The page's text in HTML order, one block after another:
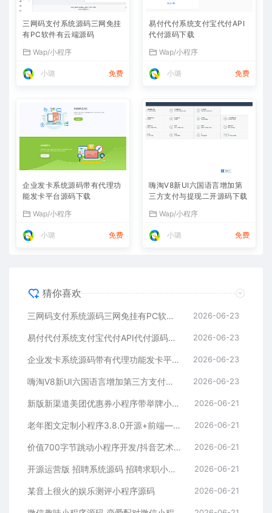
三网码支付系统源码三网免挂
有PC软件有云端源码
Wap/小程序
小璐 免费
易付代付系统支付宝代付API
代付源码下载
Wap/小程序
小璐 免费
企业发卡系统源码带有代理功
能发卡平台源码下载
Wap/小程序
小璐 免费
嗨淘V8新UI六国语言增加第
三方支付与提现二开源码下载
Wap/小程序
小璐 免费
猜你喜欢
三网码支付系统源码三网免挂有PC软件有云端源码 2026-06-23
易付代付系统支付宝代付API代付源码下载 2026-06-23
企业发卡系统源码带有代理功能发卡平台源码下载 2026-06-23
嗨淘V8新UI六国语言增加第三方支付与提现二开源码下载 2026-06-23
新版新渠道美团优惠券小程序带举牌小人带菜谱+流量主模式 2026-06-21
老年图文定制小程序3.8.0开源+前端—个性化定制服务 2026-06-21
价值700字节跳动小程序开发/抖音艺术签名小程序源码/艺术签名设计小程序源码 2026-06-21
开源运营版 招聘系统源码 招聘求职小程序源码 支持在线报名参加招聘 2026-06-21
某音上很火的娱乐测评小程序源码 2026-06-21